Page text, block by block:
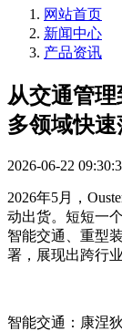
网站首页
新闻中心
产品资讯
从交通管
多领域快速
2026-06-22
2026年5月，
动出货。短短一
智能交通、重型
署，展现出跨行
智能交通：康涅